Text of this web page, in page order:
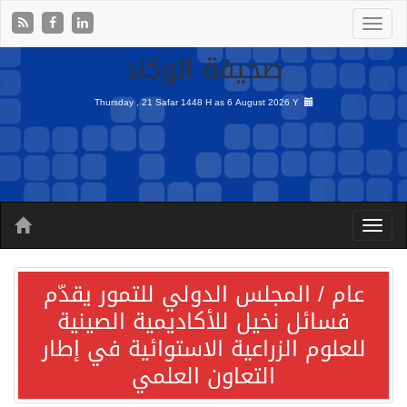
صحيفة الوكاد
Thursday , 21 Safar 1448 H as6 August 2026 Y
عام / المجلس الدولي للتمور يقدّم
فسائل نخيل للأكاديمية الصينية
للعلوم الزراعية الاستوائية في إطار
التعاون العلمي